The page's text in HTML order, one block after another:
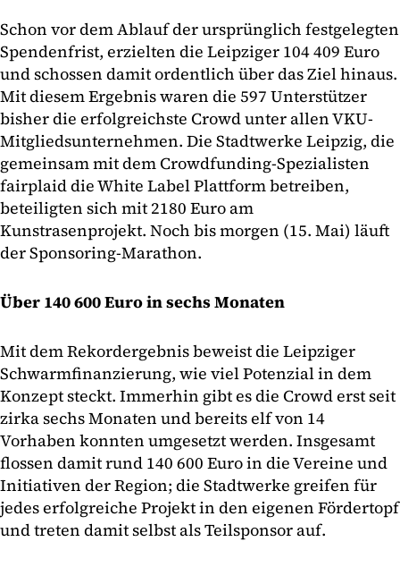
Schon vor dem Ablauf der ursprünglich festgelegten
Spendenfrist, erzielten die Leipziger 104 409 Euro
und schossen damit ordentlich über das Ziel hinaus.
Mit diesem Ergebnis waren die 597 Unterstützer
bisher die erfolgreichste Crowd unter allen VKU-
Mitgliedsunternehmen. Die Stadtwerke Leipzig, die
gemeinsam mit dem Crowdfunding-Spezialisten
fairplaid die White Label Plattform betreiben,
beteiligten sich mit 2180 Euro am
Kunstrasenprojekt. Noch bis morgen (15. Mai) läuft
der Sponsoring-Marathon.
Über 140 600 Euro in sechs Monaten
Mit dem Rekordergebnis beweist die Leipziger
Schwarmfinanzierung, wie viel Potenzial in dem
Konzept steckt. Immerhin gibt es die Crowd erst seit
zirka sechs Monaten und bereits elf von 14
Vorhaben konnten umgesetzt werden. Insgesamt
flossen damit rund 140 600 Euro in die Vereine und
Initiativen der Region; die Stadtwerke greifen für
jedes erfolgreiche Projekt in den eigenen Fördertopf
und treten damit selbst als Teilsponsor auf.